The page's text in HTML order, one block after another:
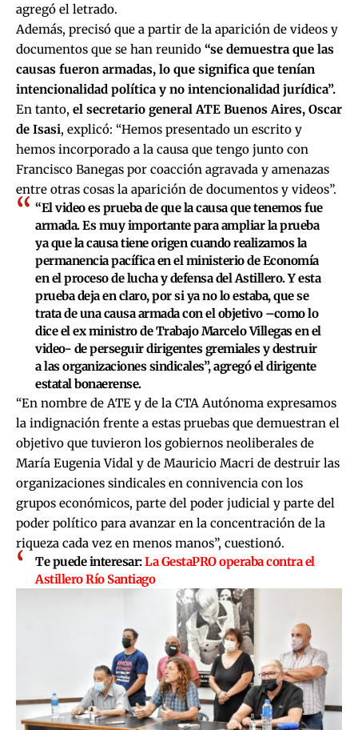
agregó el letrado.
Además, precisó que a partir de la aparición de videos y
documentos que se han reunido “se demuestra que las
causas fueron armadas, lo que significa que tenían
intencionalidad política y no intencionalidad jurídica”.
En tanto, el secretario general ATE Buenos Aires, Oscar
de Isasi, explicó: “Hemos presentado un escrito y
hemos incorporado a la causa que tengo junto con
Francisco Banegas por coacción agravada y amenazas
entre otras cosas la aparición de documentos y videos”.
“El video es prueba de que la causa que tenemos fue
armada. Es muy importante para ampliar la prueba
ya que la causa tiene origen cuando realizamos la
permanencia pacífica en el ministerio de Economía
en el proceso de lucha y defensa del Astillero. Y esta
prueba deja en claro, por si ya no lo estaba, que se
trata de una causa armada con el objetivo –como lo
dice el ex ministro de Trabajo Marcelo Villegas en el
video- de perseguir dirigentes gremiales y destruir
a las organizaciones sindicales”, agregó el dirigente
estatal bonaerense.
“En nombre de ATE y de la CTA Autónoma expresamos
la indignación frente a estas pruebas que demuestran el
objetivo que tuvieron los gobiernos neoliberales de
María Eugenia Vidal y de Mauricio Macri de destruir las
organizaciones sindicales en connivencia con los
grupos económicos, parte del poder judicial y parte del
poder político para avanzar en la concentración de la
riqueza cada vez en menos manos”, cuestionó.
Te puede interesar:La GestaPRO operaba contra el
Astillero Río Santiago